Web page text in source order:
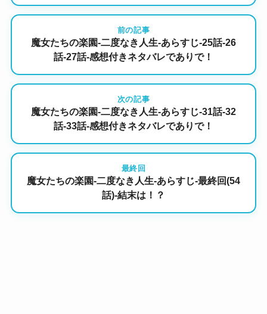
前の記事
魔女たちの楽園-二度なき人生-あらすじ-25話-26
話-27話-感想付きネタバレでありで！
次の記事
魔女たちの楽園-二度なき人生-あらすじ-31話-32
話-33話-感想付きネタバレでありで！
最終回
魔女たちの楽園-二度なき人生-あらすじ-最終回(54
話)-結末は！？